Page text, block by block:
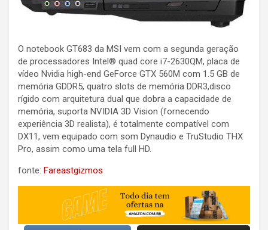
O notebook GT683 da MSI vem com a segunda geração
de processadores Intel® quad core i7-2630QM, placa de
vídeo Nvidia high-end GeForce GTX 560M com 1.5 GB de
memória GDDR5, quatro slots de memória DDR3,disco
rígido com arquitetura dual que dobra a capacidade de
memória, suporta NVIDIA 3D Vision (fornecendo
experiência 3D realista), é totalmente compatível com
DX11, vem equipado com som Dynaudio e TruStudio THX
Pro, assim como uma tela full HD.
fonte: Fareastgizmos